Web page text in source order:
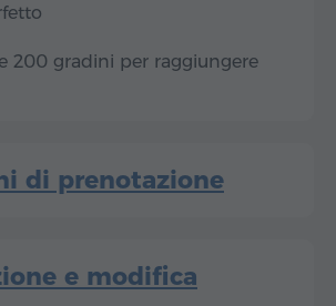
200 gradini per raggiungere
di prenotazione
e modifica